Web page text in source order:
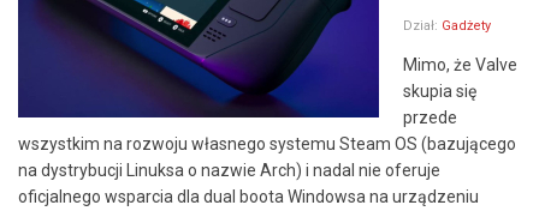
Dział: Gadżety
Mimo, że Valve
skupia się
przede
wszystkim na rozwoju własnego systemu Steam OS (bazującego
na dystrybucji Linuksa o nazwie Arch) i nadal nie oferuje
oficjalnego wsparcia dla dual boota Windowsa na urządzeniu